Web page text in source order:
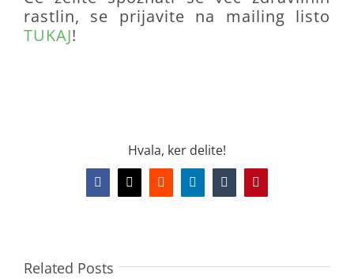
rastlin, se prijavite na mailing listo
TUKAJ!
Hvala, ker delite!
Facebook
X RedditLinkedInTumblrPinterest
Related Posts